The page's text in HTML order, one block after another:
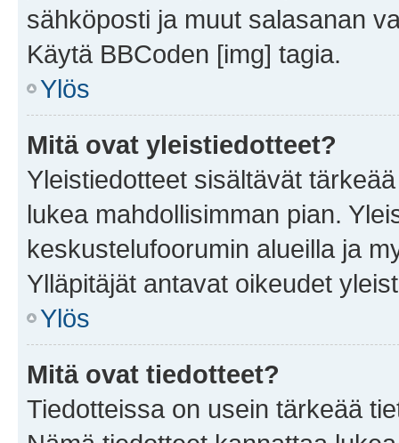
sähköposti ja muut salasanan
Käytä BBCoden [img] tagia.
Ylös
Mitä ovat yleistiedotteet?
Yleistiedotteet sisältävät
lukea mahdollisimman pian.
keskustelufoorumin alueilla ja
Ylläpitäjät antavat oikeudet
Ylös
Mitä ovat tiedotteet?
Tiedotteissa on usein tärkeää